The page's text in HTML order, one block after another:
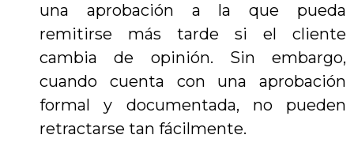
una aprobación a la que pueda
remitirse más tarde si el cliente
cambia de opinión. Sin embargo,
cuando cuenta con una aprobación
formal y documentada, no pueden
retractarse tan fácilmente.